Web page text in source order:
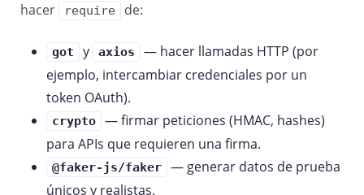
hacer
require de:
got y axios
— hacer llamadas HTTP (por
ejemplo, intercambiar credenciales por un
token OAuth).
crypto
— firmar peticiones (HMAC, hashes)
para APIs que requieren una firma.
@faker-js/faker
— generar datos de prueba
únicos y realistas.